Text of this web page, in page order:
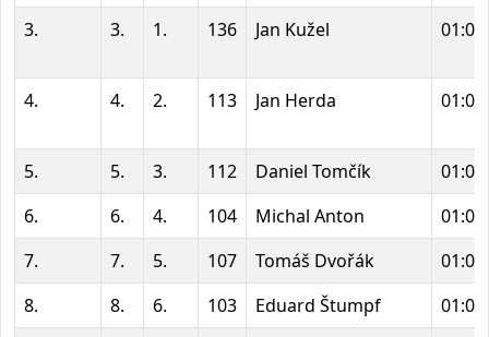
3. 3. 1. 136 Jan Kužel
4. 4. 2. 113 Jan Herda
5. 5. 3. 112 Daniel Tomčík
6.
6. 4. 104 Michal Anton
7.
7. 5. 107 Tomáš Dvořák
8.
8. 6. 103 Eduard Štumpf